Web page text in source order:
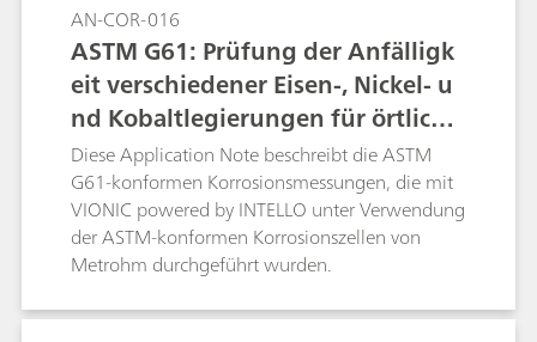
AN-COR-016
ASTM G61: Prüfung der Anfälligk
eit verschiedener Eisen-, Nickel- u
nd Kobaltlegierungen für örtliche
Korrosion
Diese Application Note beschreibt die ASTM
G61-konformen Korrosionsmessungen, die mit
VIONIC powered by INTELLO unter Verwendung
der ASTM-konformen Korrosionszellen von
Metrohm durchgeführt wurden.